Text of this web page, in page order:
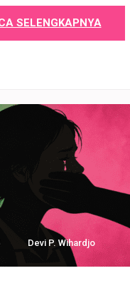
SELENGKAPNYA
Devi P. Wihardjo